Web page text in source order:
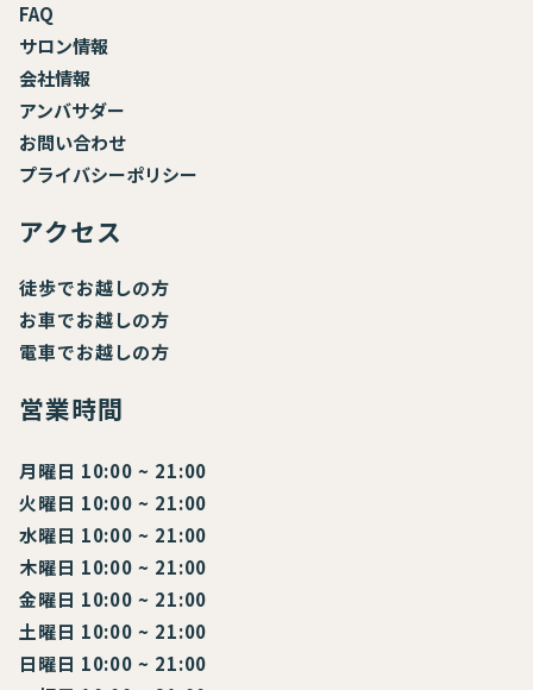
FAQ
サロン情報
会社情報
アンバサダー
お問い合わせ
プライバシーポリシー
アクセス
徒歩でお越しの方
お車でお越しの方
電車でお越しの方
営業時間
月曜日 10:00 ~ 21:00
火曜日 10:00 ~ 21:00
水曜日 10:00 ~ 21:00
木曜日 10:00 ~ 21:00
金曜日 10:00 ~ 21:00
土曜日 10:00 ~ 21:00
日曜日 10:00 ~ 21:00